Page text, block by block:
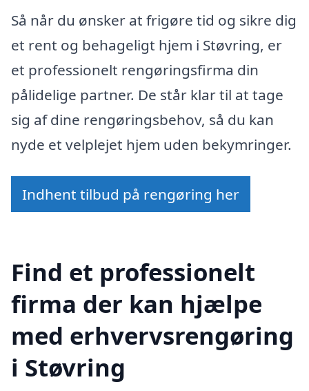
Så når du ønsker at frigøre tid og sikre dig
et rent og behageligt hjem i Støvring, er
et professionelt rengøringsfirma din
pålidelige partner. De står klar til at tage
sig af dine rengøringsbehov, så du kan
nyde et velplejet hjem uden bekymringer.
Indhent tilbud på rengøring her
Find et professionelt
firma der kan hjælpe
med erhvervsrengøring
i Støvring